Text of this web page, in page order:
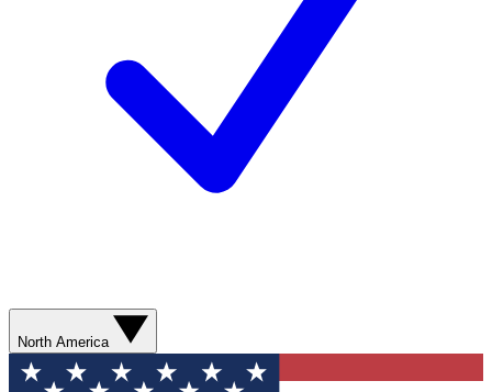
North America